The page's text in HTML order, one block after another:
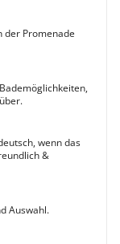
der Promenade
wenn das
&
Auswahl.